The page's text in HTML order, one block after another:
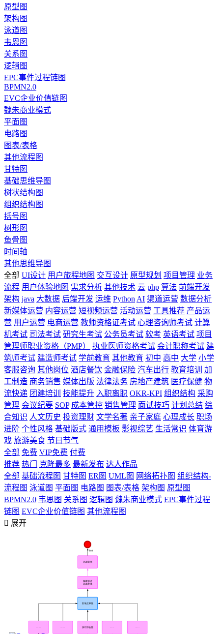
原型图
架构图
泳道图
韦恩图
关系图
逻辑图
EPC事件过程链图
BPMN2.0
EVC企业价值链图
魏朱商业模式
平面图
电路图
图表/表格
其他流程图
甘特图
基础思维导图
树状结构图
组织结构图
括号图
树形图
鱼骨图
时间轴
其他思维导图
全部 UI设计 用户旅程地图 交互设计 原型规划 项目管理 业务
流程 用户体验地图 需求分析 其他技术 云 php 算法 前端开发
架构 java 大数据 后端开发 运维 Python AI 渠道运营 数据分析
新媒体运营 内容运营 短视频运营 活动运营 工具推荐 产品运
营 用户运营 电商运营 教师资格证考试 心理咨询师考试 计算
机考试 司法考试 研究生考试 公务员考试 软考 英语考试 项目
管理师职业资格（PMP）
执业医师资格考试 会计职称考试 建
筑师考试 建造师考试 学前教育 其他教育 初中 高中 大学 小学
客服咨询 其他岗位 酒店餐饮 金融保险 汽车出行 教育培训
加
工制造 商务销售 媒体出版 法律法务 房地产建筑 医疗保健 物
流快递 团建培训 技能提升 入职离职 OKR-KPI 组织结构 采购
管理 会议纪要 SOP 成本管控 销售管理 面试技巧 计划总结 综
合知识 人文历史 投资理财 文学名著 亲子家庭 心理成长 职场
进阶 个性风格 基础版式 通用模板 影视综艺 生活常识 体育游
戏 旅游美食 节日节气
全部 免费 VIP免费 付费
推荐 热门 克隆最多 最新发布 达人作品
全部 基础流程图 甘特图 ER图 UML图 网络拓扑图 组织结构-
流程图 泳道图 平面图 电路图 图表/表格 架构图 原型图
BPMN2.0 韦恩图 关系图 逻辑图 魏朱商业模式 EPC事件过程
链图 EVC企业价值链图 其他流程图
 展开